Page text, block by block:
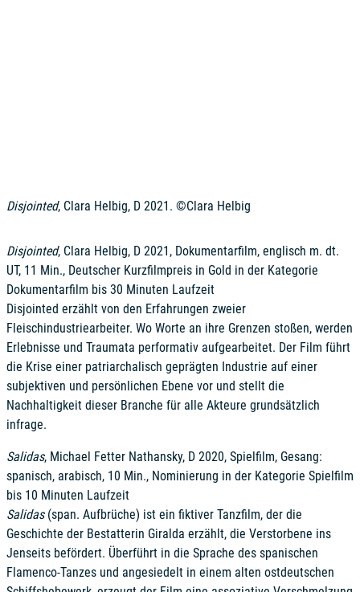
Disjointed, Clara Helbig, D 2021. ©Clara Helbig
Disjointed, Clara Helbig, D 2021, Dokumentarfilm, englisch m. dt.
UT, 11 Min., Deutscher Kurzfilmpreis in Gold in der Kategorie
Dokumentarfilm bis 30 Minuten Laufzeit
Disjointed erzählt von den Erfahrungen zweier
Fleischindustriearbeiter. Wo Worte an ihre Grenzen stoßen, werden
Erlebnisse und Traumata performativ aufgearbeitet. Der Film führt
die Krise einer patriarchalisch geprägten Industrie auf einer
subjektiven und persönlichen Ebene vor und stellt die
Nachhaltigkeit dieser Branche für alle Akteure grundsätzlich
infrage.
Salidas, Michael Fetter Nathansky, D 2020, Spielfilm, Gesang:
spanisch, arabisch, 10 Min., Nominierung in der Kategorie Spielfilm
bis 10 Minuten Laufzeit
Salidas(span. Aufbrüche) ist ein fiktiver Tanzfilm, der die
Geschichte der Bestatterin Giralda erzählt, die Verstorbene ins
Jenseits befördert. Überführt in die Sprache des spanischen
Flamenco-Tanzes und angesiedelt in einem alten ostdeutschen